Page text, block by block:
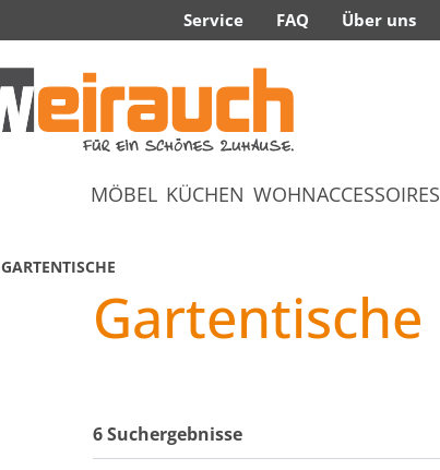
Service FAQ Über uns
MÖBEL KÜCHEN WOHNACCESSOIRES
GARTENTISCHE
Gartentische
6 Suchergebnisse